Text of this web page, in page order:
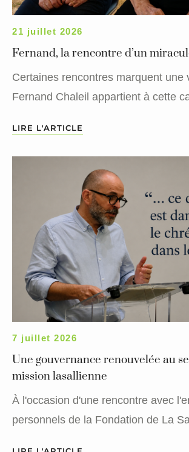
21 juillet 2026
Fernand, la rencontre d’un
Certaines rencontres marquent une
Fernand Chaleil appartient à cette
LIRE L'ARTICLE
7 juillet 2026
Une gouvernance renouvelée au
mission lasallienne
À l'occasion d'une rencontre avec
personnels de la Fondation de La